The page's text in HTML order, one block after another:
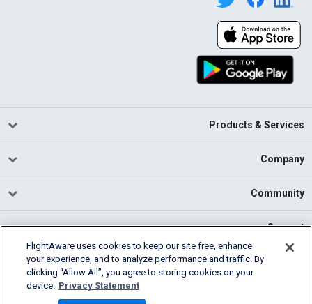
Products & Services
Company
Community
Support
Cookie Settings
FlightAware uses cookies to keep our site free, enhance
your experience, and to analyze performance and traffic. By
clicking “Allow All”, you agree to storing cookies on your
device. Privacy Statement